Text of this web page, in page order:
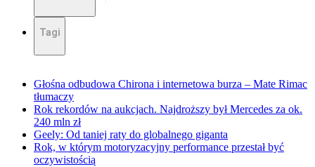
Tagi
Głośna odbudowa Chirona i internetowa burza – Mate Rimac
tłumaczy
Rok rekordów na aukcjach. Najdroższy był Mercedes za ok.
240 mln zł
Geely: Od taniej raty do globalnego giganta
Rok, w którym motoryzacyjny performance przestał być
oczywistością